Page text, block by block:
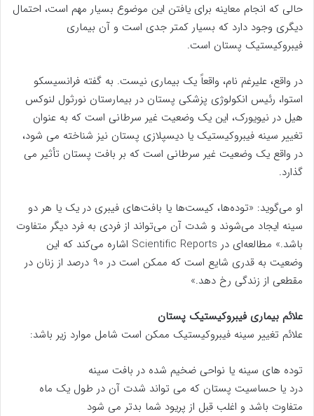
حالی که انجام معاینه برای یافتن این موضوع بسیار مهم است، احتمال
دیگری وجود دارد که بسیار کمتر جدی است و آن بیماری
فیبروکیستیک پستان است.
در واقع، علیرغم نام، واقعاً یک بیماری نیست. به گفته فرانسیسکو
استوا، رئیس انکولوژی پزشکی پستان در بیمارستان نورثول لنوکس
هیل در نیویورک، این یک وضعیت غیر سرطانی است که به عنوان
تغییر سینه فیبروکیستیک یا دیسپلازی پستان نیز شناخته می شود،
در واقع یک وضعیت غیر سرطانی است که بر بافت پستان تأثیر می
گذارد.
او می‌گوید: «توده‌ها، کیست‌ها یا بافت‌های فیبری در یک یا هر دو
سینه ایجاد می‌شوند و شدت آن می‌تواند از فردی به فرد دیگر متفاوت
باشد.» مطالعه‌ای در Scientific Reports اشاره می‌کند که این
وضعیت به قدری شایع است که ممکن است در 90 درصد از زنان در
مقطعی از زندگی رخ دهد.»
علائم بیماری فیبروکیستیک پستان
علائم تغییر سینه فیبروکیستیک ممکن است شامل موارد زیر باشد:
توده های سینه یا نواحی ضخیم شده در بافت سینه
درد یا حساسیت پستان که می تواند شدت آن در طول یک ماه
متفاوت باشد و اغلب قبل از پریود شما بدتر می شود